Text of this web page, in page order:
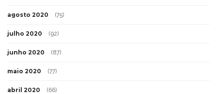
agosto 2020 (75)
julho 2020 (92)
junho 2020 (87)
maio 2020 (77)
abril 2020 (66)